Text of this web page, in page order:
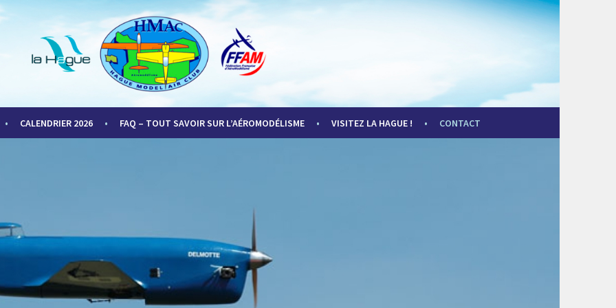
CALENDRIER 2026 FAQ – TOUT SAVOIR SUR L’AÉROMODÉLISME VISITEZ LA HAGUE ! CONTACT